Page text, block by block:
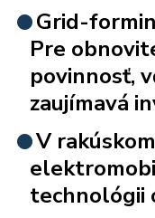
Grid-
Pre
povinnosť,
zaujímavá
V
technológii